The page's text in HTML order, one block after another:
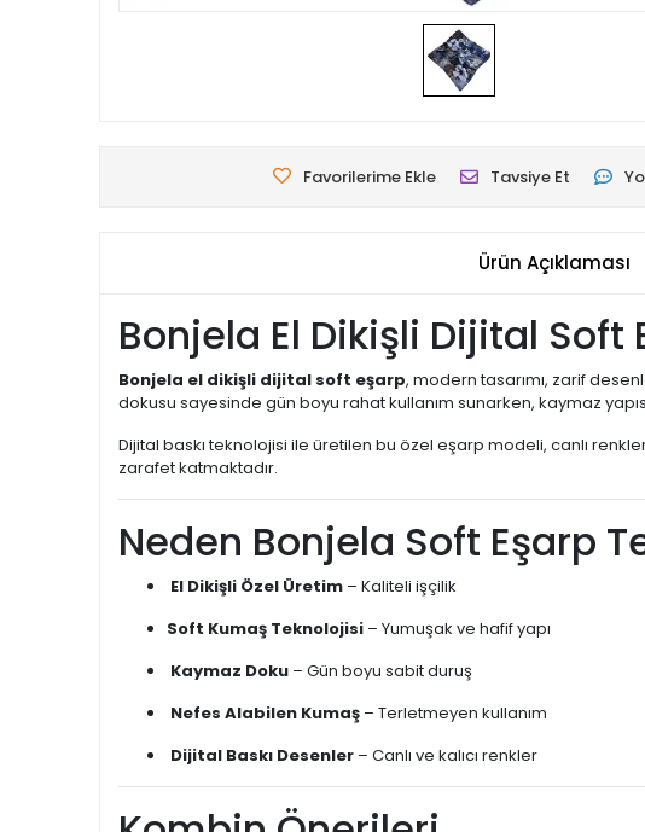
Favorilerime Ekle Tavsiye Et
Ürün Açıklaması
Bonjela El Dikişli Dijital Soft
Bonjela el dikişli dijital soft eşarp, modern tasarımı, zarif
dokusu sayesinde gün boyu rahat kullanım sunarken, kaymaz
Dijital baskı teknolojisi ile üretilen bu özel eşarp modeli, canlı
zarafet katmaktadır.
Neden Bonjela Soft Eşarp
El Dikişli Özel Üretim – Kaliteli işçilik
Soft Kumaş Teknolojisi – Yumuşak ve hafif yapı
Kaymaz Doku – Gün boyu sabit duruş
Nefes Alabilen Kumaş – Terletmeyen kullanım
Dijital Baskı Desenler – Canlı ve kalıcı renkler